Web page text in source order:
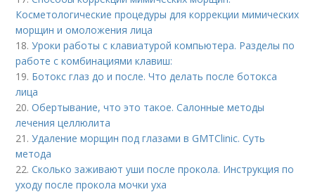
Косметологические процедуры для коррекции мимических
морщин и омоложения лица
18.Уроки работы с клавиатурой компьютера. Разделы по
работе с комбинациями клавиш:
19. Ботокс глаз до и после. Что делать после ботокса
лица
20.Обертывание, что это такое. Салонные методы
лечения целлюлита
21.Удаление морщин под глазами в GMTClinic. Суть
метода
22.Сколько заживают уши после прокола. Инструкция по
уходу после прокола мочки уха